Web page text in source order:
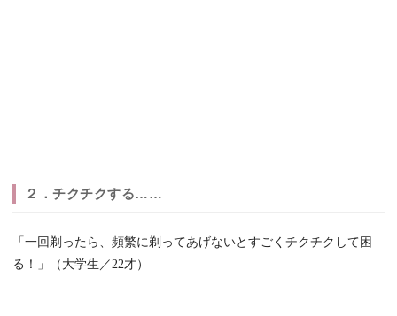
２．チクチクする……
「一回剃ったら、頻繁に剃ってあげないとすごくチクチクして困
る！」（大学生／22才）